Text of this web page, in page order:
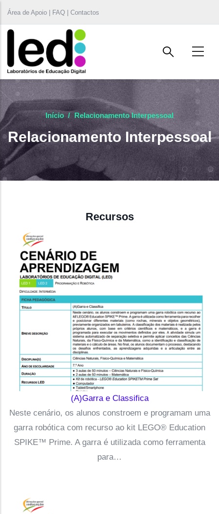
Passar para o conteúdo principal
Área de Apoio | FAQ | Contactos
Início / Relacionamento Interpessoal
Relacionamento Interpessoal
Recursos
(A)Garra e Classifica
Neste cenário, os alunos constroem e programam uma
garra robótica com recurso ao kit LEGO® Education
SPIKE™ Prime. A garra é utilizada como ferramenta
para…